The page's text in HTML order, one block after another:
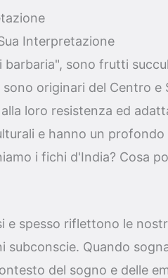
Interpretazione
sono frutti
originari del Centro e
loro resistenza ed
e hanno un
i fichi d'India? Cosa
e spesso riflettono le
subconscie. Quando
del sogno e delle